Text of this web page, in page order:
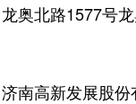
龙奥北路1577号
济南高新发展股